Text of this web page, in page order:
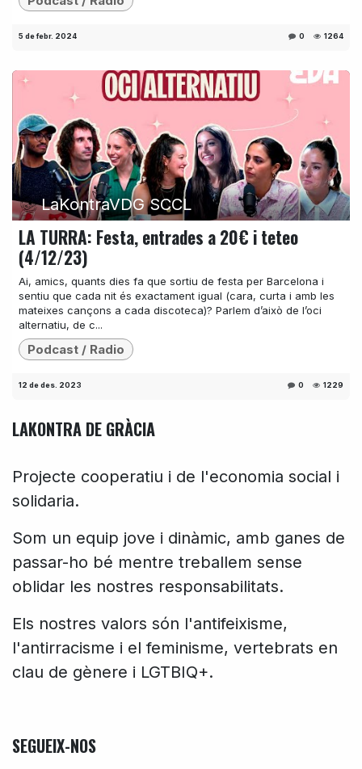
5 de febr. 2024 0 1264
LaKontraVDG SCCL
LA TURRA: Festa, entrades a 20€ i teteo
(4/12/23)
Ai, amics, quants dies fa que sortiu de festa per Barcelona i
sentiu que cada nit és exactament igual (cara, curta i amb les
mateixes cançons a cada discoteca)? Parlem d’això de l’oci
alternatiu, de c...
Podcast / Radio
12 de des. 2023 0 1229
LAKONTRA DE GRÀCIA
Projecte cooperatiu i de l'economia social i
solidaria.
Som un equip jove i dinàmic, amb ganes de
passar-ho bé mentre treballem sense
oblidar les nostres responsabilitats.
Els nostres valors són l'antifeixisme,
l'antirracisme i el feminisme, vertebrats en
clau de gènere i LGTBIQ+.
SEGUEIX-NOS